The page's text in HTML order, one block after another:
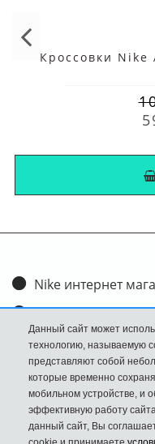
Кроссовки
Nike интернет
Доставка и оплата
Обмен и возврат
Размеры
FAQ
Новости
Данный сайт может
технологию, называемую
представляют собой
которые временно
мобильном устройстве, и
эффективную работу
данный сайт, Вы